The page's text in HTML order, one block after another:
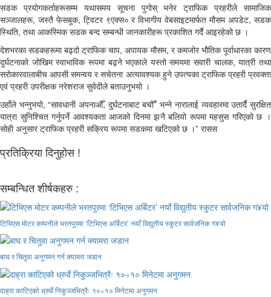
सडक प्रयोगकर्ताहरूसम्म यथासमय सूचना पुगोस् भनेर ट्राफिक प्रहरीले सामाजिक
सञ्जालहरू, जस्तै फेसबुक, ट्विटर ९एक्स० र विभागीय वेबसाइटमार्फत मौसम अपडेट, सडक
स्थिति, तथा आकस्मिक सडक बन्द सम्बन्धी जानकारीहरू प्रकाशित गर्दै आइरहेको छ ।
देशभरका सडकहरूमा बढ्दो ट्राफिक चाप, अपायक मौसम, र कमजोर भौतिक पूर्वाधारका कारण
दुर्घटनाको जोखिम स्वाभाविक रूपमा बढ्ने भएकाले यस्तो समयमा सवारी चालक, यात्री तथा
सरोकारवालाबीच आपसी समन्वय र सचेतना अत्यावश्यक हुने उपत्यका ट्राफिक प्रहरी प्रवक्ता
एवं प्रहरी उपरीक्षक नरेशराज सुवेदीले बताउनुभयो ।
उहाँले भन्नुभयो, “सावधानी अपनाऔँ, दुर्घटनाबाट बचौँ” भन्ने नारालाई व्यवहारमा उतार्दै सुरक्षित
यात्रा सुनिश्चित गर्नुपर्ने आवश्यकता आजको दिनमा झनै बलियो रूपमा महसुस गरिएको छ ।
सोही अनुसार ट्राफिक प्रहरी सक्रिय रूपमा सडकमा खटिएको छ ।” रासस
प्रतिक्रिया दिनुहोस !
सम्बन्धित शीर्षकहरु :
टिभिएस मोटर कम्पनीले भरतपुरमा ‘टिभिएस अर्बिटर’ नयाँ विद्युतीय स्कुटर सार्वजनिक ग¥यो
बाघ र चितुवा अनुगमन गर्न क्यामरा जडान
दाह्रा काटिएको ध्रुर्वे निकुञ्जभित्रैः १०÷१० मिनेटमा अनुगमन